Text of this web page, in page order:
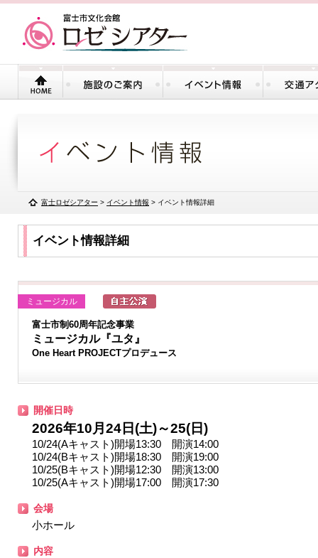
富士ロゼシアター > イベント情報 > イベント情報詳細
イベント情報詳細
ミュージカル
富士市制60周年記念事業
ミュージカル『ユタ』
One Heart PROJECTプロデュース
開催日時
2026年10月24日(土)～25(日)
10/24(Aキャスト)開場13:30 開演14:00
10/24(Bキャスト)開場18:30 開演19:00
10/25(Bキャスト)開場12:30 開演13:00
10/25(Aキャスト)開場17:00 開演17:30
会場
小ホール
内容